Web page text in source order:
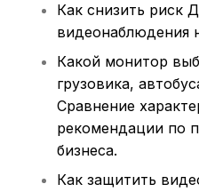
Как снизить риск
видеонаблюдения
Какой монитор
грузовика,
Сравнение
рекомендации по
бизнеса.
Как защитить